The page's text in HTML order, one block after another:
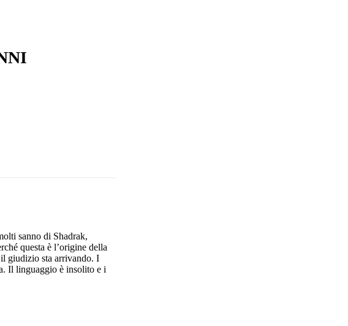
sanno di Shadrak,
questa è l’origine della
giudizio sta arrivando. I
Il linguaggio è insolito e i